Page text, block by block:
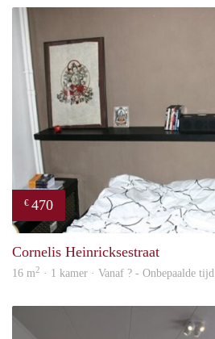
€ 470
Cornelis Heinricksestraat
16 m2 · 1 kamer · Vanaf ? - Onbepaalde tijd